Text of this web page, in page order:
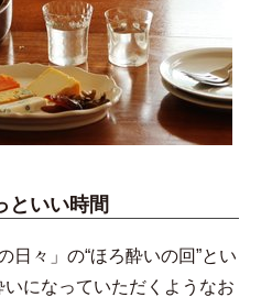
といい時間
日々」の“ほろ酔いの回”とい
になっていただくようなお